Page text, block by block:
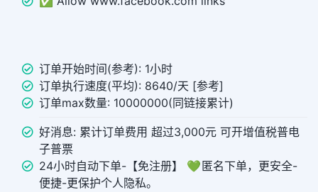
订单开始时间(参考): 1小时
订单执行速度(平均): 8640/天 [参考]
订单max数量: 10000000(同链接累计)
好消息: 累计订单费用 超过3,000元 可开增值税普电
子普票
24小时自动下单-【免注册】 💚 匿名下单，更安全-
便捷-更保护个人隐私。